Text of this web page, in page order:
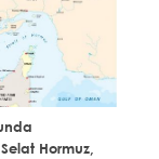
Hormuz,